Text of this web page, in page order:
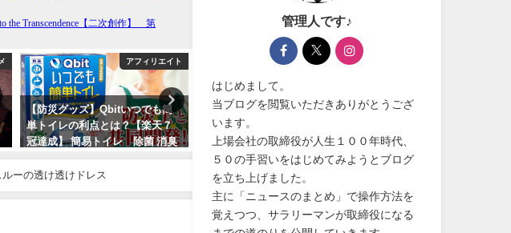
アフィリエイト
【防災グッズ】Qbitいつでも簡
単トイレの利点とは？【楽天７
冠達成】 簡易トイレ 除菌 消臭
携帯トイレ 送料無料！地震対策
2024年3月3日
アフィリエイト
【クリスマス商戦】スーパーマ
リオパーティジャンボリー購入
ガイド・送料無料
2024年10月31日
【スイーツ プレゼント】
金) モンブラン 大福 冷凍お
和栗ご褒美 贈り物 誕生日
2024年3月16日
ーの透け透けドレス
管理人です♪
はじめまして。
当ブログを閲覧いただきありがとうござ
います。
上場会社の取締役が人生１００年時代、
５０の手習いをはじめてみようとブログ
を立ち上げました。
主に「ニュースのまとめ」で操作方法を
覚えつつ、サラリーマンが取締役になる